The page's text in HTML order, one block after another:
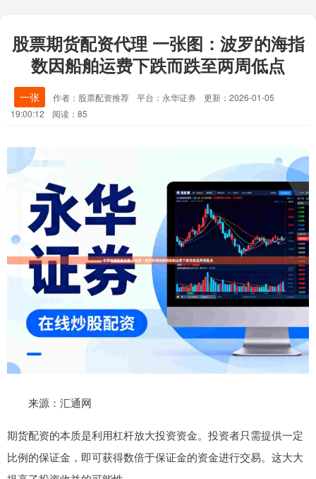
股票期货配资代理 一张图：波罗的海指
数因船舶运费下跌而跌至两周低点
一张 作者：股票配资推荐 平台：永华证券
更新：2026-01-05
19:00:12
阅读：85
来源：汇通网
期货配资的本质是利用杠杆放大投资资金。投资者只需提供一定
比例的保证金，即可获得数倍于保证金的资金进行交易。这大大